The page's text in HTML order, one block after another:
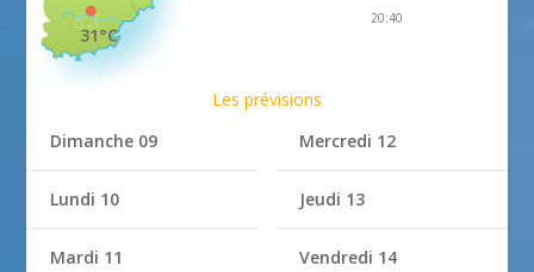
31°C
20:40
Les prévisions
Dimanche 09
Lundi 10
Mardi 11
Mercredi 12
Jeudi 13
Vendredi 14